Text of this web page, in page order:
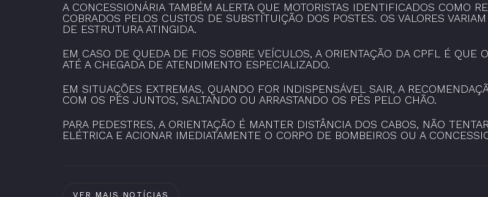
A CONCESSIONÁRIA TAMBÉM ALERTA QUE MOTORISTAS IDENTIFICADOS COMO
COBRADOS PELOS CUSTOS DE SUBSTITUIÇÃO DOS POSTES. OS VALORES
DE ESTRUTURA ATINGIDA.
EM CASO DE QUEDA DE FIOS SOBRE VEÍCULOS, A ORIENTAÇÃO DA CPFL É QUE
ATÉ A CHEGADA DE ATENDIMENTO ESPECIALIZADO.
EM SITUAÇÕES EXTREMAS, QUANDO FOR INDISPENSÁVEL SAIR, A
COM OS PÉS JUNTOS, SALTANDO OU ARRASTANDO OS PÉS PELO CHÃO.
PARA PEDESTRES, A ORIENTAÇÃO É MANTER DISTÂNCIA DOS CABOS, NÃO
ELÉTRICA E ACIONAR IMEDIATAMENTE O CORPO DE BOMBEIROS OU A
VER MAIS NOTÍCIAS